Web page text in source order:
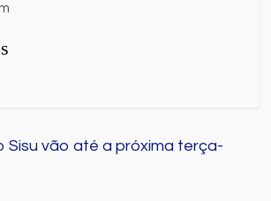
Sisu vão até a próxima terça-